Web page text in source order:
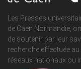
Les Presses
de Caen Normandie,
de soutenir par leur
recherche effectuée
réseaux nationaux ou